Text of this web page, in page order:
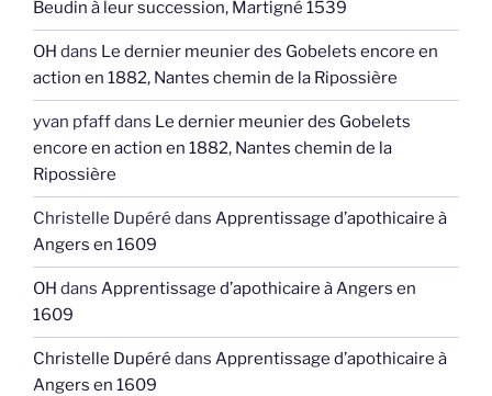
Beudin à leur succession, Martigné 1539
OH dans Le dernier meunier des Gobelets encore en
action en 1882, Nantes chemin de la Ripossière
yvan pfaffdans Le dernier meunier des Gobelets
encore en action en 1882, Nantes chemin de la
Ripossière
Christelle Dupéré dans Apprentissage d’apothicaire à
Angers en 1609
OH dans Apprentissage d’apothicaire à Angers en
1609
Christelle Dupéré dans Apprentissage d’apothicaire à
Angers en 1609